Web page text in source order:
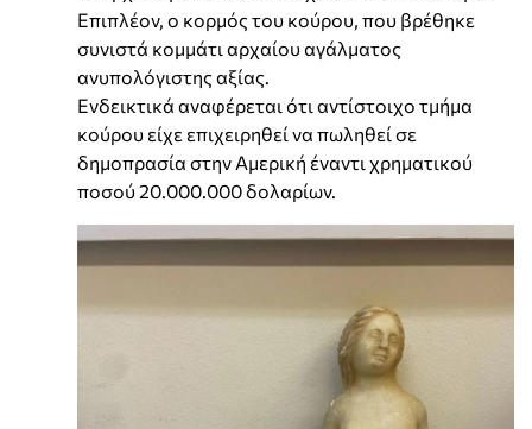
Επιπλέον, ο κορμός του κούρου, που βρέθηκε
συνιστά κομμάτι αρχαίου αγάλματος
ανυπολόγιστης αξίας.
Ενδεικτικά αναφέρεται ότι αντίστοιχο τμήμα
κούρου είχε επιχειρηθεί να πωληθεί σε
δημοπρασία στην Αμερική έναντι χρηματικού
ποσού 20.000.000 δολαρίων.